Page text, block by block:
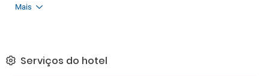
Mais
Serviços do hotel